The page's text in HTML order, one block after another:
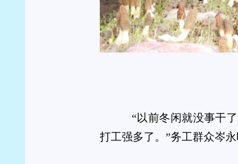
“小菌伞”撑起乡村振兴“
很棒 愤怒 搞笑